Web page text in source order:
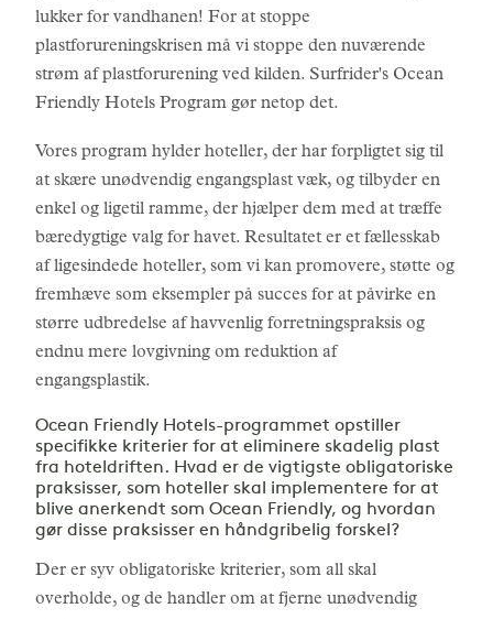
lukker for vandhanen! For at stoppe
plastforureningskrisen må vi stoppe den nuværende
strøm af plastforurening ved kilden. Surfrider's Ocean
Friendly Hotels Program gør netop det.
Vores program hylder hoteller, der har forpligtet sig til
at skære unødvendig engangsplast væk, og tilbyder en
enkel og ligetil ramme, der hjælper dem med at træffe
bæredygtige valg for havet. Resultatet er et fællesskab
af ligesindede hoteller, som vi kan promovere, støtte og
fremhæve som eksempler på succes for at påvirke en
større udbredelse af havvenlig forretningspraksis og
endnu mere lovgivning om reduktion af
engangsplastik.
Ocean Friendly Hotels-programmet opstiller
specifikke kriterier for at eliminere skadelig plast
fra hoteldriften. Hvad er de vigtigste obligatoriske
praksisser, som hoteller skal implementere for at
blive anerkendt som Ocean Friendly, og hvordan
gør disse praksisser en håndgribelig forskel?
Der er syv obligatoriske kriterier, som all skal
overholde, og de handler om at fjerne unødvendig